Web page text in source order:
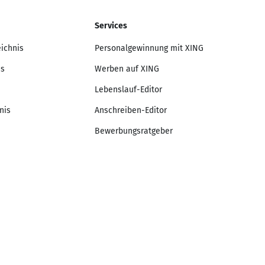
Services
Personalgewinnung mit XING
Werben auf XING
Lebenslauf-Editor
Anschreiben-Editor
Bewerbungsratgeber